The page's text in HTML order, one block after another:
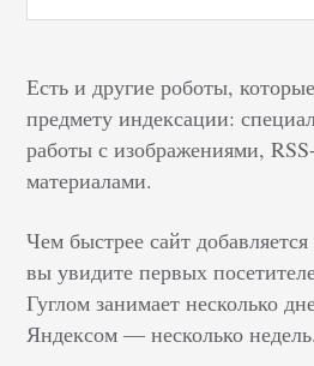
Есть и другие роботы,
предмету индексации:
работы с изображениями,
материалами.
Чем быстрее сайт
вы увидите первых
Гуглом занимает несколько
Яндексом — несколько недель.